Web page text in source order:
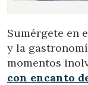
Sumérgete en
y la
momentos
con encanto